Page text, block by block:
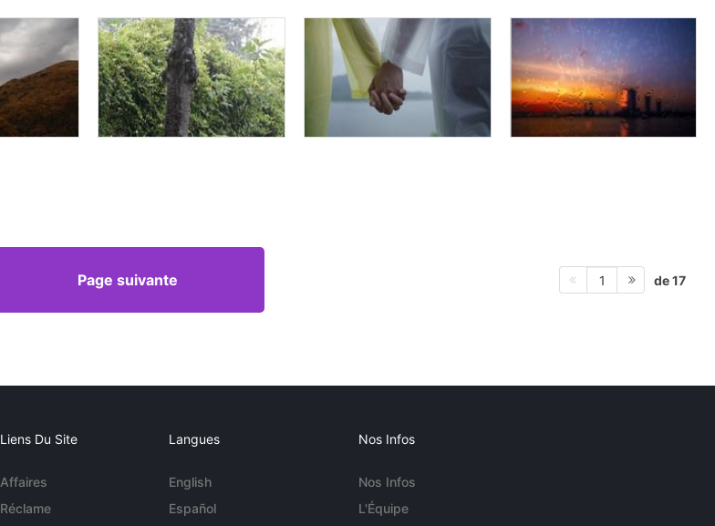
Page suivante 1 de 17
Liens Du Site
Affaires
Réclame
Langues
English
Español
Nos Infos
Nos Infos
L'Équipe